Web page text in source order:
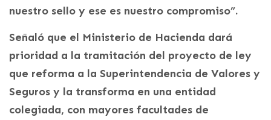
nuestro sello y ese es nuestro compromiso”.
Señaló que el Ministerio de Hacienda dará
prioridad a la tramitación del proyecto de ley
que reforma a la Superintendencia de Valores y
Seguros y la transforma en una entidad
colegiada, con mayores facultades de